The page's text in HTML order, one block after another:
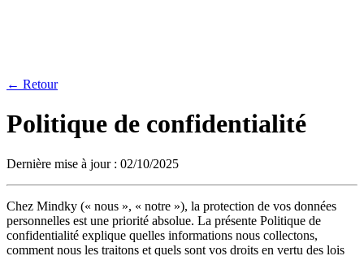
← Retour
Politique de confidentialité
Dernière mise à jour : 02/10/2025
Chez Mindky (« nous », « notre »), la protection de vos données
personnelles est une priorité absolue. La présente Politique de
confidentialité explique quelles informations nous collectons,
comment nous les traitons et quels sont vos droits en vertu des lois